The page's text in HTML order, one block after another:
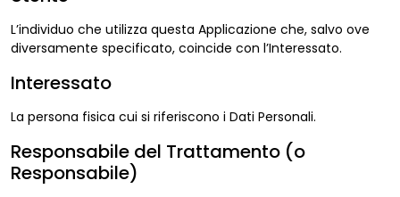
L’individuo che utilizza questa Applicazione che, salvo ove
diversamente specificato, coincide con l’Interessato.
Interessato
La persona fisica cui si riferiscono i Dati Personali.
Responsabile del Trattamento (o
Responsabile)